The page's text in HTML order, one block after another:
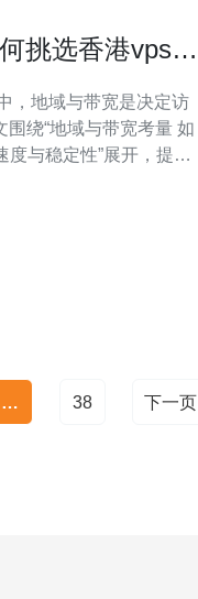
挑选香港vps以
绕“地域与带宽考量 如
与稳定性”展开，提供
… 38 下一页